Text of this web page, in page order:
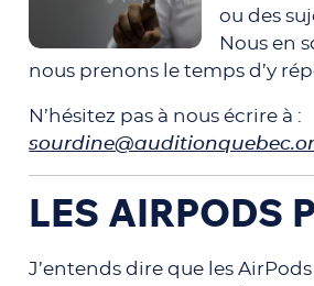
ou des
Nous en
nous prenons le temps d’y
N’hésitez pas à nous écrire à :
LES AIRPODS
J’entends dire que les AirPods